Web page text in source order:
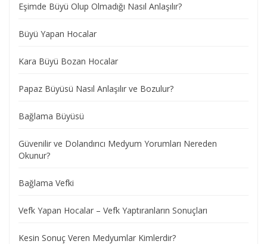
Eşimde Büyü Olup Olmadığı Nasıl Anlaşılır?
Büyü Yapan Hocalar
Kara Büyü Bozan Hocalar
Papaz Büyüsü Nasıl Anlaşılır ve Bozulur?
Bağlama Büyüsü
Güvenilir ve Dolandırıcı Medyum Yorumları Nereden
Okunur?
Bağlama Vefki
Vefk Yapan Hocalar – Vefk Yaptıranların Sonuçları
Kesin Sonuç Veren Medyumlar Kimlerdir?